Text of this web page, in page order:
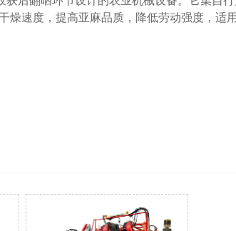
速度，提高亚麻品质，降低劳动强度，适
主要技术参数
2600
4200×2100×2760